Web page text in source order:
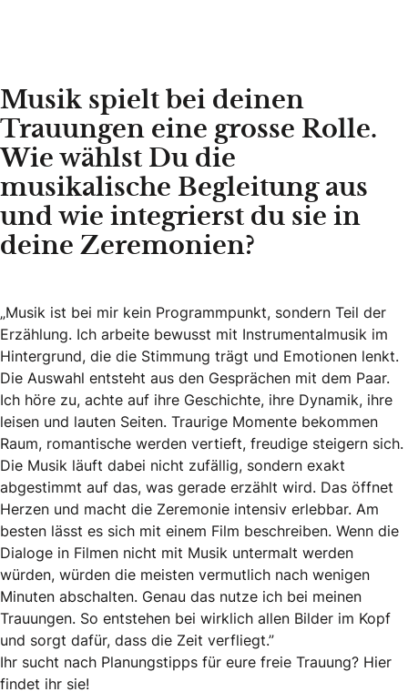
Musik spielt bei deinen
Trauungen eine grosse Rolle.
Wie wählst Du die
musikalische Begleitung aus
und wie integrierst du sie in
deine Zeremonien?
„Musik ist bei mir kein Programmpunkt, sondern Teil der
Erzählung. Ich arbeite bewusst mit Instrumentalmusik im
Hintergrund, die die Stimmung trägt und Emotionen lenkt.
Die Auswahl entsteht aus den Gesprächen mit dem Paar.
Ich höre zu, achte auf ihre Geschichte, ihre Dynamik, ihre
leisen und lauten Seiten. Traurige Momente bekommen
Raum, romantische werden vertieft, freudige steigern sich.
Die Musik läuft dabei nicht zufällig, sondern exakt
abgestimmt auf das, was gerade erzählt wird. Das öffnet
Herzen und macht die Zeremonie intensiv erlebbar. Am
besten lässt es sich mit einem Film beschreiben. Wenn die
Dialoge in Filmen nicht mit Musik untermalt werden
würden, würden die meisten vermutlich nach wenigen
Minuten abschalten. Genau das nutze ich bei meinen
Trauungen. So entstehen bei wirklich allen Bilder im Kopf
und sorgt dafür, dass die Zeit verfliegt.”
Ihr sucht nach Planungstipps für eure freie Trauung? Hier
findet ihr sie!